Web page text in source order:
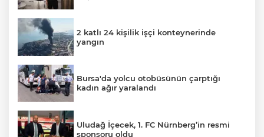
2 katlı 24 kişilik işçi konteynerinde
yangın
Bursa'da yolcu otobüsünün çarptığı
kadın ağır yaralandı
Uludağ İçecek, 1. FC Nürnberg’in resmi
sponsoru oldu